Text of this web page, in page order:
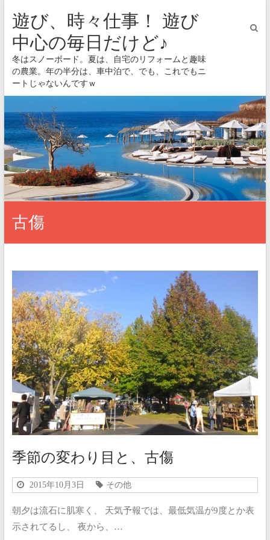
遊び、時々仕事！ 遊び
中心の毎日だけど♪
冬はスノーボード。夏は、自宅のリフォームと趣味
の農業。年の半分は、車中泊で、でも、これでもニ
ートじゃないんですｗ
古傷
季節の変わり目と、古傷
2015年10月3日 その他
朝夕は流石に肌寒く、 天気予報では、最低気温が9度とか表
示されてるし、 夜から、…